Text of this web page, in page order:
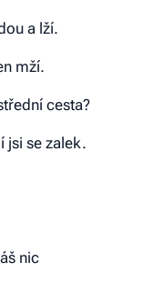
a lží.
mží.
cesta?
jsi se zalek.
nic